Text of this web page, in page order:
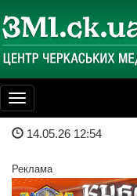
Toggle
navigation
14.05.26 12:54
Реклама